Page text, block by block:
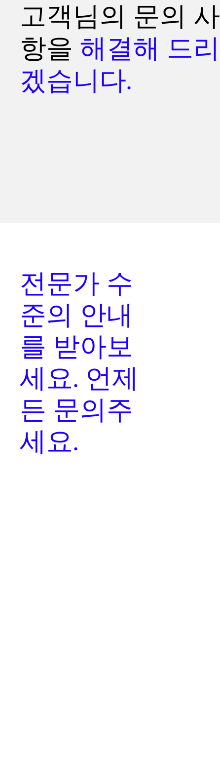
고객님의 문의 사
항을 해결해 드리
겠습니다.
전문가 수
준의 안내
를 받아보
세요. 언제
든 문의주
세요.